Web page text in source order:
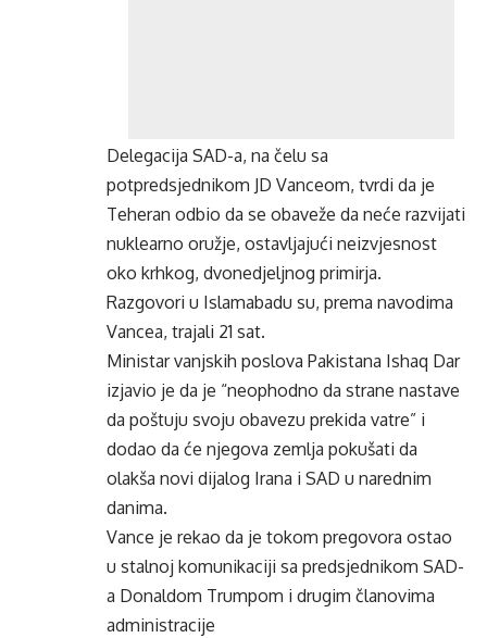
Delegacija SAD-a, na čelu sa
potpredsjednikom JD Vanceom, tvrdi da je
Teheran odbio da se obaveže da neće razvijati
nuklearno oružje, ostavljajući neizvjesnost
oko krhkog, dvonedjeljnog primirja.
Razgovori u Islamabadu su, prema navodima
Vancea, trajali 21 sat.
Ministar vanjskih poslova Pakistana Ishaq Dar
izjavio je da je “neophodno da strane nastave
da poštuju svoju obavezu prekida vatre” i
dodao da će njegova zemlja pokušati da
olakša novi dijalog Irana i SAD u narednim
danima.
Vance je rekao da je tokom pregovora ostao
u stalnoj komunikaciji sa predsjednikom SAD-
a Donaldom Trumpom i drugim članovima
administracije